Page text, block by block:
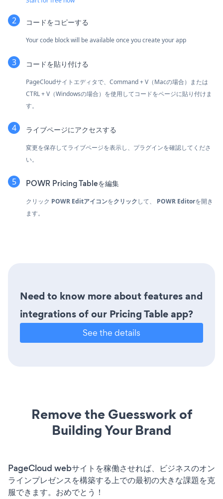
コードをコピーする
Your code block will be available once you create your app
コードを貼り付ける
PageCloudサイトエディタで、Command + V（Macの場合）または
CTRL + V（Windowsの場合）を使用してコードをページに貼り付けま
す。
ライブページにアクセスする
変更を保存してライブページを表示し、プラグインを確認してくださ
い。
POWR Pricing Tableを編集
クリック POWR Editアイコンをクリックして、 POWR Editorを開き
ます。
Need to know more about features and
integrations of our Pricing Table app?
See the details
Remove the Guesswork of
Building Your Brand
PageCloud webサイトを稼働させれば、ビジネスのオン
ラインプレゼンスを構築する上での最初の大きな課題を克
服できます。おめでとう！